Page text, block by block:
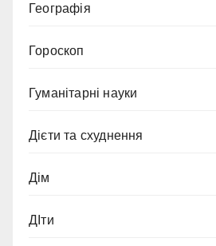
Географія
Гороскоп
Гуманітарні науки
Дієти та схуднення
Дім
ДІти